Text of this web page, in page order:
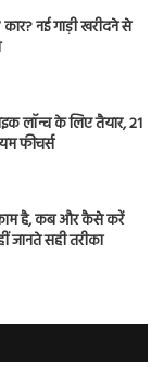
नई गाड़ी खरीदने से
लॉन्च के लिए तैयार, 21
फीचर्स
है, कब और कैसे करें
जानते सही तरीका